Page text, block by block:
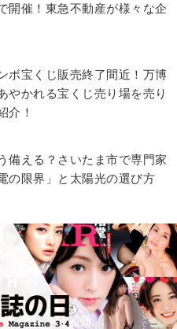
開催！東急不動産が様々な企
ボ宝くじ販売終了間近！万博
やかれる宝くじ売り場を売り
介！
備える？さいたま市で専門家
の限界」と太陽光の選び方